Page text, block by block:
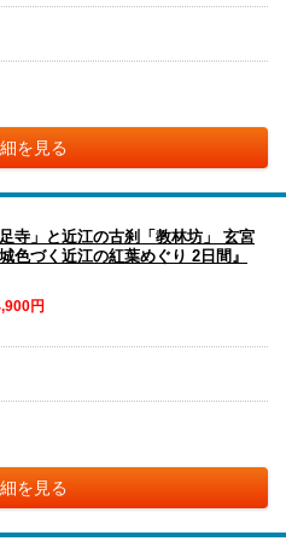
を見る
寺」と近江の古刹「教林坊」 玄宮
色づく近江の紅葉めぐり 2日間』
円
を見る